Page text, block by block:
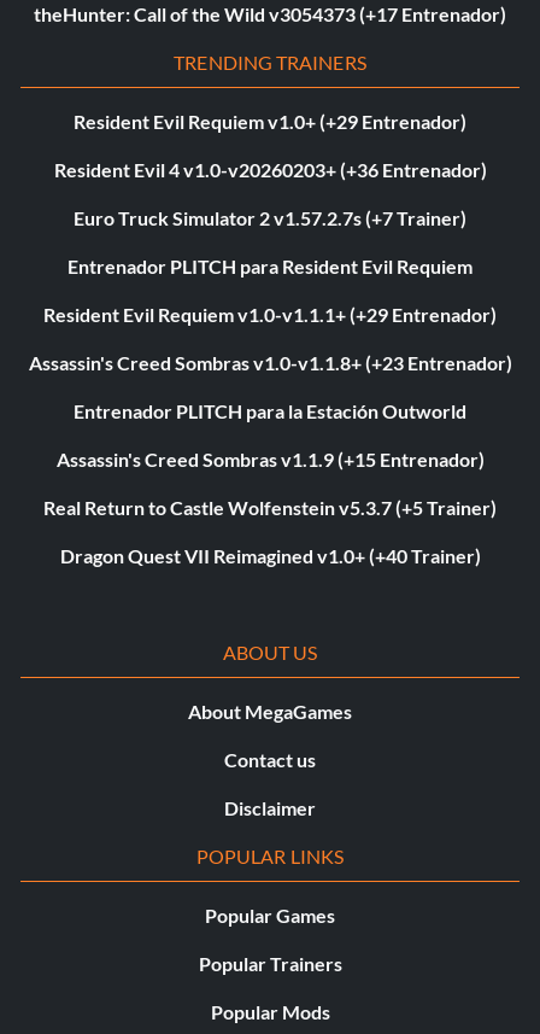
theHunter: Call of the Wild v3054373 (+17 Entrenador)
TRENDING TRAINERS
Resident Evil Requiem v1.0+ (+29 Entrenador)
Resident Evil 4 v1.0-v20260203+ (+36 Entrenador)
Euro Truck Simulator 2 v1.57.2.7s (+7 Trainer)
Entrenador PLITCH para Resident Evil Requiem
Resident Evil Requiem v1.0-v1.1.1+ (+29 Entrenador)
Assassin's Creed Sombras v1.0-v1.1.8+ (+23 Entrenador)
Entrenador PLITCH para la Estación Outworld
Assassin's Creed Sombras v1.1.9 (+15 Entrenador)
Real Return to Castle Wolfenstein v5.3.7 (+5 Trainer)
Dragon Quest VII Reimagined v1.0+ (+40 Trainer)
ABOUT US
About MegaGames
Contact us
Disclaimer
POPULAR LINKS
Popular Games
Popular Trainers
Popular Mods